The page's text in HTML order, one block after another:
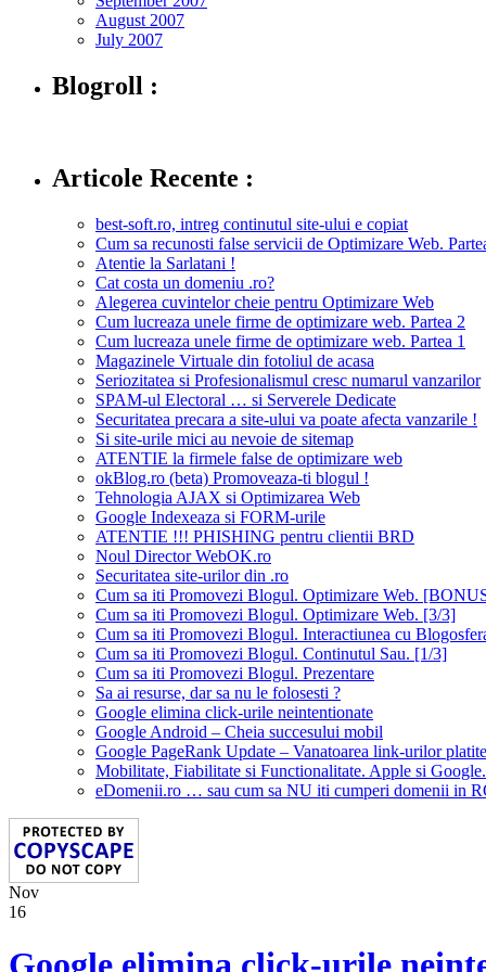
August 2007
July 2007
Blogroll :
Articole Recente :
best-soft.ro, intreg continutul site-ului e copiat
Cum sa recunosti false servicii de Optimizare Web.
Atentie la Sarlatani !
Cat costa un domeniu .ro?
Alegerea cuvintelor cheie pentru Optimizare Web
Cum lucreaza unele firme de optimizare web. Partea 2
Cum lucreaza unele firme de optimizare web. Partea 1
Magazinele Virtuale din fotoliul de acasa
Seriozitatea si Profesionalismul cresc numarul vanzarilor
SPAM-ul Electoral … si Serverele Dedicate
Securitatea precara a site-ului va poate afecta vanzarile !
Si site-urile mici au nevoie de sitemap
ATENTIE la firmele false de optimizare web
okBlog.ro (beta) Promoveaza-ti blogul !
Tehnologia AJAX si Optimizarea Web
Google Indexeaza si FORM-urile
ATENTIE !!! PHISHING pentru clientii BRD
Noul Director WebOK.ro
Securitatea site-urilor din .ro
Cum sa iti Promovezi Blogul. Optimizare Web.
Cum sa iti Promovezi Blogul. Optimizare Web. [3/3]
Cum sa iti Promovezi Blogul. Interactiunea cu
Cum sa iti Promovezi Blogul. Continutul Sau. [1/3]
Cum sa iti Promovezi Blogul. Prezentare
Sa ai resurse, dar sa nu le folosesti ?
Google elimina click-urile neintentionate
Google Android – Cheia succesului mobil
Google PageRank Update – Vanatoarea link-urilor platite
Mobilitate, Fiabilitate si Functionalitate. Apple si Google.
eDomenii.ro … sau cum sa NU iti cumperi domenii in
Nov
16